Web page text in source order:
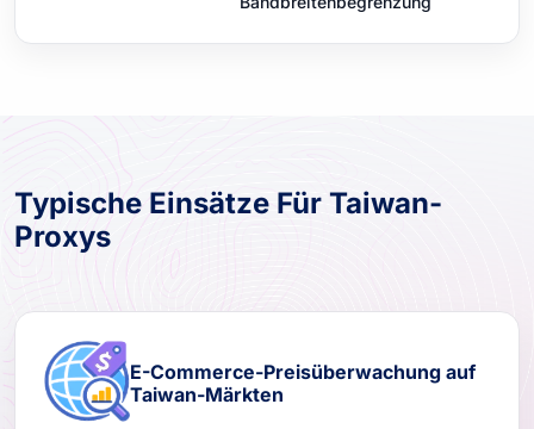
Typische Einsätze Für Taiwan-
Proxys
E-Commerce-Preisüberwachung auf
Taiwan-Märkten